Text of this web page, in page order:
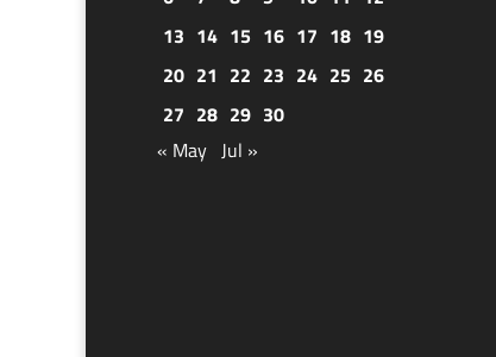
13 14 15 16 17 18 19
20 21 22 23 24 25 26
27 28 29 30
« May Jul »